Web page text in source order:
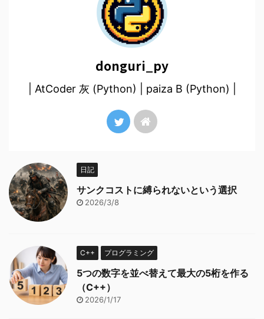
donguri_py
| AtCoder 灰 (Python) | paiza B (Python) |
日記
サンクコストに縛られないという選択
2026/3/8
C++ プログラミング
5つの数字を並べ替えて最大の5桁を作る
（C++）
2026/1/17